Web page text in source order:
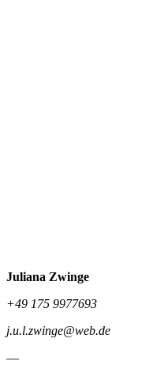
Juliana Zwinge
+49 175 9977693
j.u.l.zwinge@web.de
—